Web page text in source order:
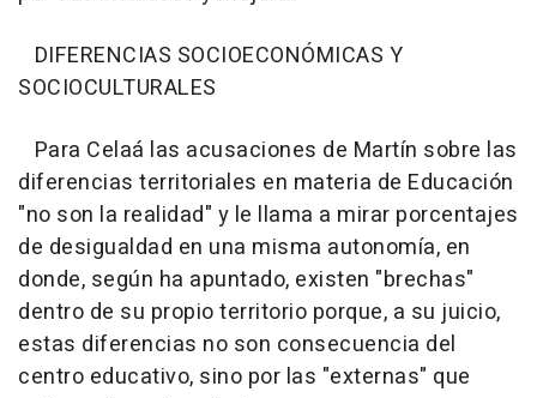
DIFERENCIAS SOCIOECONÓMICAS Y
SOCIOCULTURALES
Para Celaá las acusaciones de Martín sobre las
diferencias territoriales en materia de Educación
"no son la realidad" y le llama a mirar porcentajes
de desigualdad en una misma autonomía, en
donde, según ha apuntado, existen "brechas"
dentro de su propio territorio porque, a su juicio,
estas diferencias no son consecuencia del
centro educativo, sino por las "externas" que